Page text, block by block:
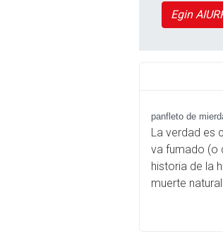
Egin
panfleto de
La verdad es
va fumado (o
historia de la
muerte natural.